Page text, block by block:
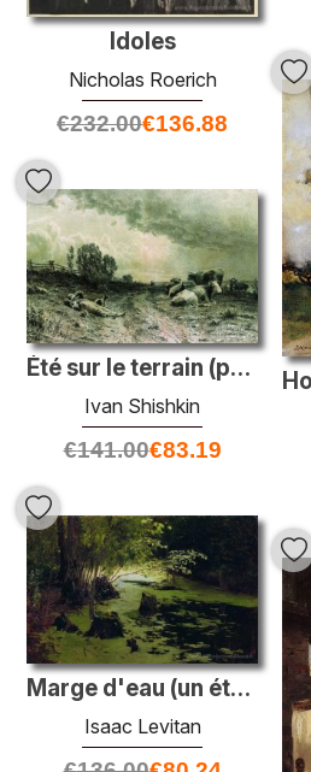
Idoles
Nicholas Roerich
€232.00€136.88
Été sur le terrain (paysage avec un troupeau)
Ivan Shishkin
€141.00€83.19
Marge d'eau (un étang)
Isaac Levitan